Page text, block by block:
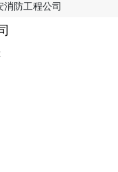
消防工程公司